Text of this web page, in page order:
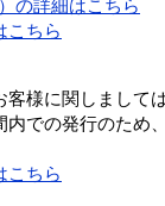
の詳細はこちら
こちら
様に関しまして
内での発行のため
こちら